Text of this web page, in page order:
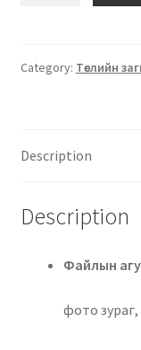
Category: Төслийн
Description
Description
фото